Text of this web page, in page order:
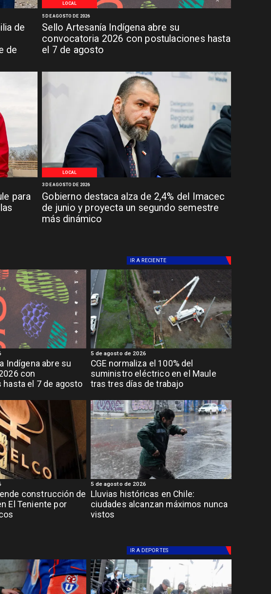
de
de
LOCAL
Sello Artesanía Indígena abre su
convocatoria 2026 con postulaciones hasta
el 7 de agosto
5 DE AGOSTO DE 2026
para
LOCAL
Gobierno destaca alza de 2,4% del Imacec
de junio y proyecta un segundo semestre
más dinámico
3 DE AGOSTO DE 2026
IR A RECIENTE
Indígena abre su
con
el 7 de agosto
CGE normaliza el 100% del
suministro eléctrico en el Maule
tras tres días de trabajo
5 de agosto de 2026
construcción de
El Teniente por
Lluvias históricas en Chile:
ciudades alcanzan máximos nunca
vistos
5 de agosto de 2026
IR A DEPORTES